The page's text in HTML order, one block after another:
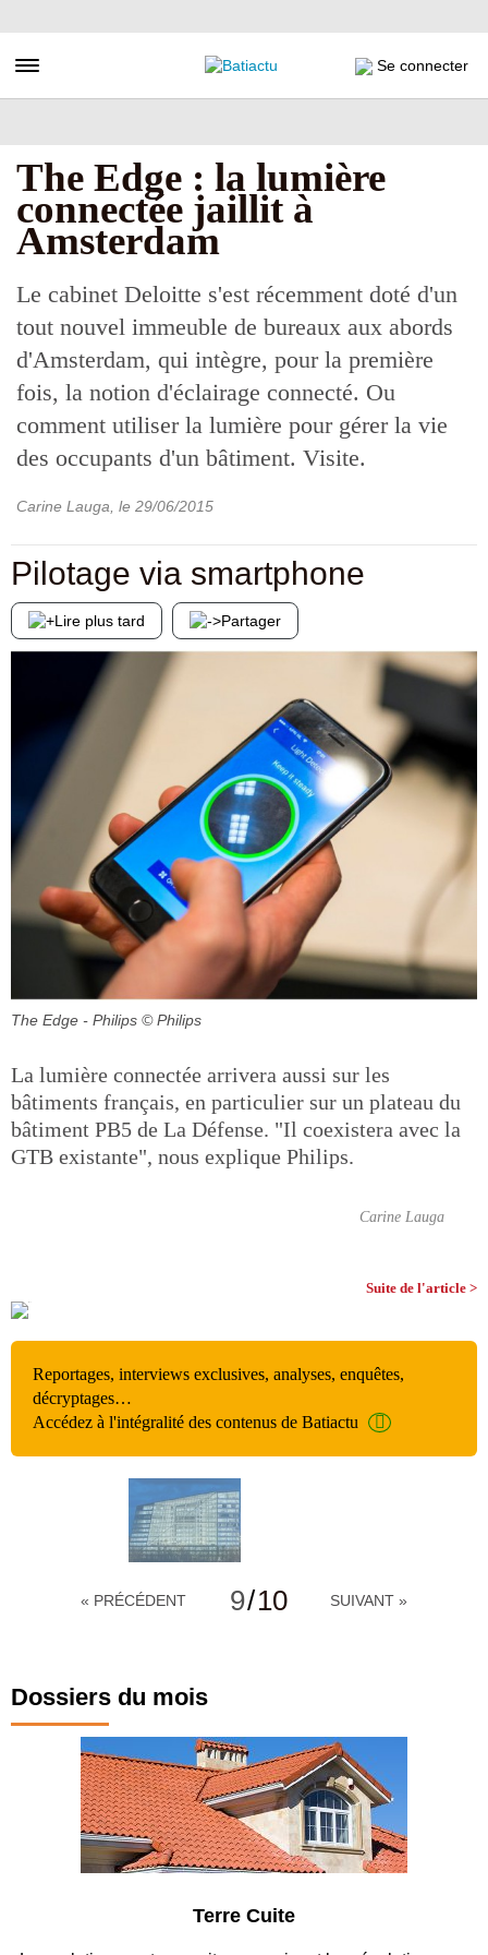
au
principal
Toggle navigation Se connecter
The Edge : la lumière
connectée jaillit à
Amsterdam
Le cabinet Deloitte s'est récemment doté d'un
tout nouvel immeuble de bureaux aux abords
d'Amsterdam, qui intègre, pour la première
fois, la notion d'éclairage connecté. Ou
comment utiliser la lumière pour gérer la vie
des occupants d'un bâtiment. Visite.
Carine Lauga , le 29/06/2015
Pilotage via smartphone
Lire plus tard Partager
The Edge - Philips © Philips
La lumière connectée arrivera aussi sur les
bâtiments français, en particulier sur un plateau du
bâtiment PB5 de La Défense. "Il coexistera avec la
GTB existante", nous explique Philips.
Carine Lauga
Suite de l'article >
Reportages, interviews exclusives, analyses, enquêtes,
décryptages…
Accédez à l'intégralité des contenus de Batiactu
« PRÉCÉDENT 9/10 SUIVANT »
Dossiers du mois
Terre Cuite